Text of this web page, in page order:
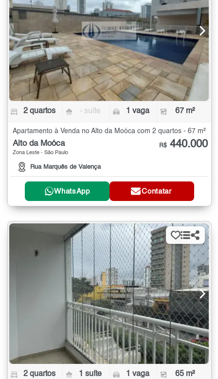
2 quartos - suíte 1 vaga 67 m²
Apartamento à Venda no Alto da Moóca com 2 quartos - 67 m²
Alto da Moóca
Zona Leste - São Paulo
Rua Marquês de Valença
R$ 440.000
WhatsApp Contatar
2 quartos 1 suíte 1 vaga 65 m²